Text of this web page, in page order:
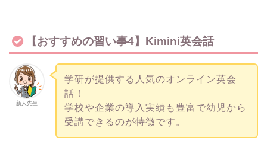
【おすすめの習い事4】Kimini英会話
新人先生
学研が提供する人気のオンライン英会
話！
学校や企業の導入実績も豊富で幼児から
受講できるのが特徴です。